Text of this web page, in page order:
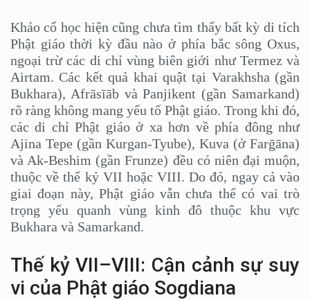
Khảo cổ học hiện cũng chưa tìm thấy bất kỳ di tích
Phật giáo thời kỳ đầu nào ở phía bắc sông Oxus,
ngoại trừ các di chỉ vùng biên giới như Termez và
Airtam. Các kết quả khai quật tại Varakhsha (gần
Bukhara), Afrāsīāb và Panjikent (gần Samarkand)
rõ ràng không mang yếu tố Phật giáo. Trong khi đó,
các di chỉ Phật giáo ở xa hơn về phía đông như
Ajina Tepe (gần Kurgan-Tyube), Kuva (ở Farḡāna)
và Ak-Beshim (gần Frunze) đều có niên đại muộn,
thuộc về thế kỷ VII hoặc VIII. Do đó, ngay cả vào
giai đoạn này, Phật giáo vẫn chưa thể có vai trò
trọng yếu quanh vùng kinh đô thuộc khu vực
Bukhara và Samarkand.
Thế kỷ VII–VIII: Cận cảnh sự suy
vi của Phật giáo Sogdiana